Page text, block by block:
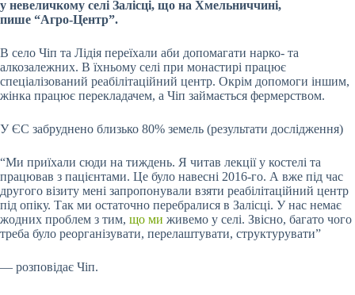
у невеличкому селі Залісці, що на Хмельниччині,
пише “Агро-Центр”.
В село Чіп та Лідія переїхали аби допомагати нарко- та
алкозалежних. В їхньому селі при монастирі працює
спеціалізований реабілітаційний центр. Окрім допомоги іншим,
жінка працює перекладачем, а Чіп займається фермерством.
У ЄС забруднено близько 80% земель (результати дослідження)
“Ми приїхали сюди на тиждень. Я читав лекції у костелі та
працював з пацієнтами. Це було навесні 2016-го. А вже під час
другого візиту мені запропонували взяти реабілітаційний центр
під опіку. Так ми остаточно перебралися в Залісці. У нас немає
жодних проблем з тим, що ми живемо у селі. Звісно, багато чого
треба було реорганізувати, перелаштувати, структурувати”
— розповідає Чіп.